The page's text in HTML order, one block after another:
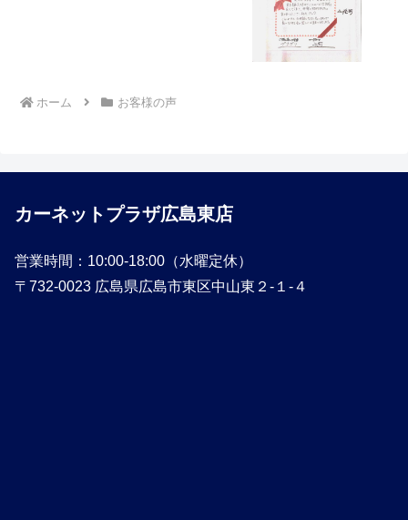
ホーム お客様の声
カーネットプラザ広島東店
営業時間：10:00-18:00（水曜定休）
〒732-0023 広島県広島市東区中山東２-１-４